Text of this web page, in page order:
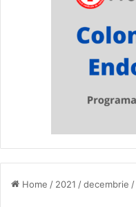
Home / 2021 /decembrie /